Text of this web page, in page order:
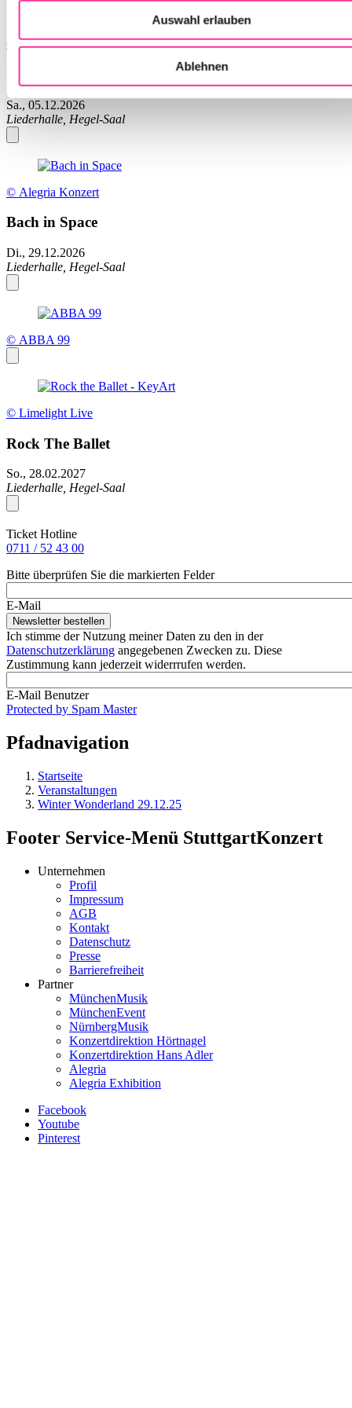
Auswahl erlauben
Ablehnen
© Berli Berlinksi
I Dolci Signori
Sa., 05.12.2026
Liederhalle, Hegel-Saal
© Alegria Konzert
Bach in Space
Di., 29.12.2026
Liederhalle, Hegel-Saal
© ABBA 99
© Limelight Live
Rock The Ballet
So., 28.02.2027
Liederhalle, Hegel-Saal
Ticket Hotline
0711 / 52 43 00
Bitte überprüfen Sie die markierten Felder
E-Mail
Ich stimme der Nutzung meiner Daten zu den in der
Datenschutzerklärung angegebenen Zwecken zu. Diese
Zustimmung kann jederzeit widerrrufen werden.
E-Mail Benutzer
Protected by Spam Master
Pfadnavigation
Startseite
Veranstaltungen
Winter Wonderland 29.12.25
Footer Service-Menü StuttgartKonzert
Unternehmen
Profil
Impressum
AGB
Kontakt
Datenschutz
Presse
Barrierefreiheit
Partner
MünchenMusik
MünchenEvent
NürnbergMusik
Konzertdirektion Hörtnagel
Konzertdirektion Hans Adler
Alegria
Alegria Exhibition
Facebook
Youtube
Pinterest